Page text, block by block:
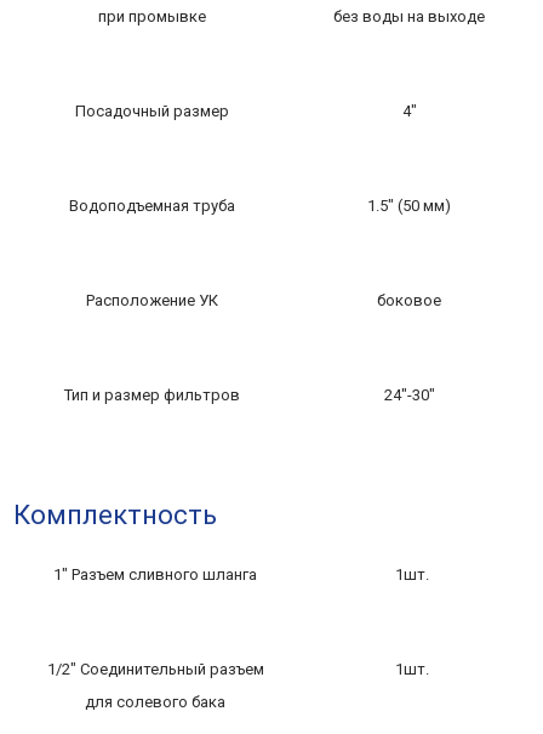
при промывке без воды на выходе
Посадочный размер 4″
Водоподъемная труба 1.5″ (50 мм)
Расположение УК боковое
Тип и размер фильтров 24″-30″
Комплектность
1″ Разъем сливного шланга 1шт.
1/2″ Соединительный разъем
для солевого бака
1шт.